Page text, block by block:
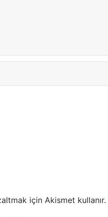
için Akismet kullanır.